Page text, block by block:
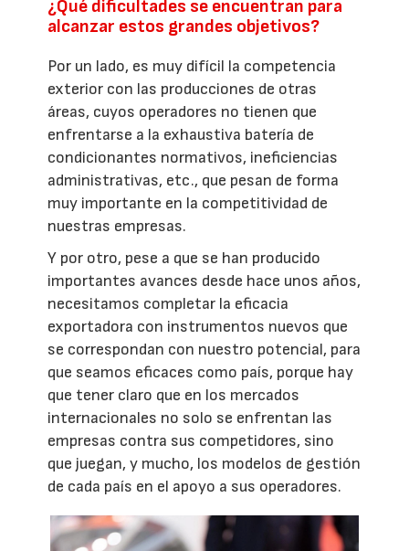
¿Qué dificultades se encuentran para
alcanzar estos grandes objetivos?
Por un lado, es muy difícil la competencia
exterior con las producciones de otras
áreas, cuyos operadores no tienen que
enfrentarse a la exhaustiva batería de
condicionantes normativos, ineficiencias
administrativas, etc., que pesan de forma
muy importante en la competitividad de
nuestras empresas.
Y por otro, pese a que se han producido
importantes avances desde hace unos años,
necesitamos completar la eficacia
exportadora con instrumentos nuevos que
se correspondan con nuestro potencial, para
que seamos eficaces como país, porque hay
que tener claro que en los mercados
internacionales no solo se enfrentan las
empresas contra sus competidores, sino
que juegan, y mucho, los modelos de gestión
de cada país en el apoyo a sus operadores.